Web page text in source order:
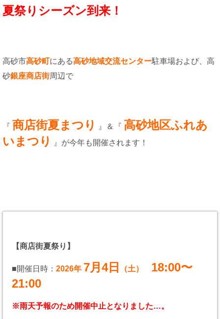
夏祭りシーズン到来！
高砂市高砂町にある高砂地域交流センター駐車場および、高
砂銀座商店街周辺で
『 商店街夏まつり 』＆『 高砂地区ふれあ
いまつり
』が今年も開催されます！
【商店街夏祭り】
■開催日時： 2026年 7月4日 （土） 18:00〜
21:00
※雨天予報のため開催中止となりました…。